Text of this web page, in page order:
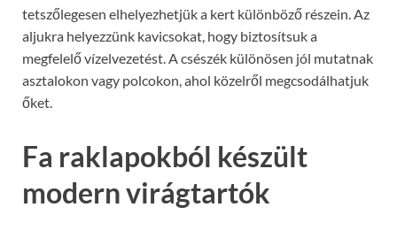
tetszőlegesen elhelyezhetjük a kert különböző részein. Az
aljukra helyezzünk kavicsokat, hogy biztosítsuk a
megfelelő vízelvezetést. A csészék különösen jól mutatnak
asztalokon vagy polcokon, ahol közelről megcsodálhatjuk
őket.
Fa raklapokból készült
modern virágtartók